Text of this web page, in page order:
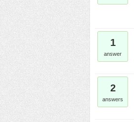
1
answer
2
answers